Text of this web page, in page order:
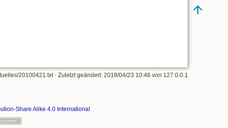
20100421.txt· Zuletzt geändert: 2018/04/23 10:46 von 127.0.0.1
Share Alike 4.0 International